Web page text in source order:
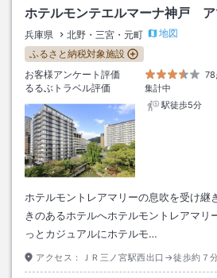
ホテルモンテエルマーナ神戸
兵庫県 北野・三宮・元町
地図
ふるさと納税対象施設
お客様アンケート評価
78
るるぶトラベル評価
集計中
駅徒歩5分
ホテルモントレアマリーの息吹を受け継
きのあるホテルへホテルモントレアマリ
っとカジュアルにホテルモ…
アクセス： ＪＲ三ノ宮駅西出口→徒歩約７